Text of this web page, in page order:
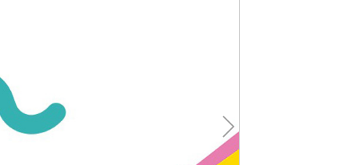
Nex